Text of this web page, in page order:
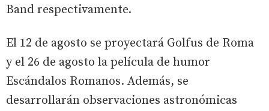
Band respectivamente.
El 12 de agosto se proyectará Golfus de Roma
y el 26 de agosto la película de humor
Escándalos Romanos. Además, se
desarrollarán observaciones astronómicas